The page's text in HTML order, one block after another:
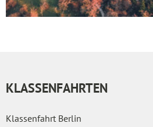
KLASSENFAHRTEN
Klassenfahrt Berlin